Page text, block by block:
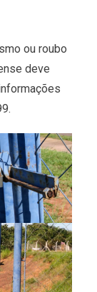
ou roubo
deve